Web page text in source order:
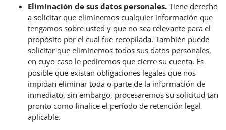
Eliminación de sus datos personales. Tiene derecho
a solicitar que eliminemos cualquier información que
tengamos sobre usted y que no sea relevante para el
propósito por el cual fue recopilada. También puede
solicitar que eliminemos todos sus datos personales,
en cuyo caso le pediremos que cierre su cuenta. Es
posible que existan obligaciones legales que nos
impidan eliminar toda o parte de la información de
inmediato, sin embargo, procesaremos su solicitud tan
pronto como finalice el período de retención legal
aplicable.